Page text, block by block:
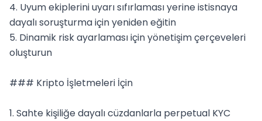
4. Uyum ekiplerini uyarı sıfırlaması yerine istisnaya
dayalı soruşturma için yeniden eğitin
5. Dinamik risk ayarlaması için yönetişim çerçeveleri
oluşturun
### Kripto İşletmeleri İçin
1. Sahte kişiliğe dayalı cüzdanlarla perpetual KYC